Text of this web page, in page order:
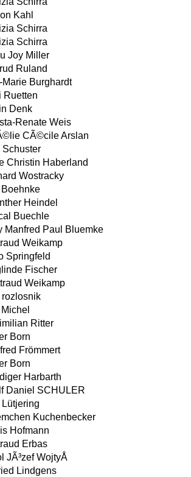
Kahl
Schirra
Schirra
Joy Miller
Ruland
Marie Burghardt
Ruetten
Denk
Renate Weis
CÃ©cile Arslan
Christin Haberland
Wostracky
Boehnke
Heindel
Buechle
Manfred Paul Bluemke
Weikamp
Springfeld
Fischer
Weikamp
Ritter
Born
Frömmert
Born
Harbarth
Daniel SCHULER
Lütjering
Kuchenbecker
Hofmann
Erbas
JÃ³zef WojtyÅ
Lindgens